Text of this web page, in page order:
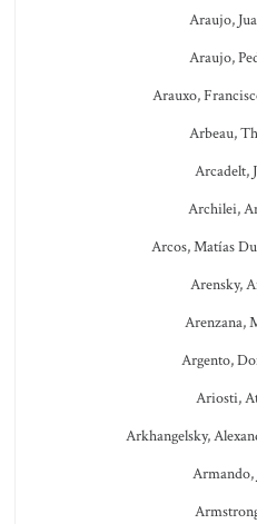
Araujo,
Araujo,
Arauxo,
Arbeau,
Arcadelt,
Archilei,
Arcos, Matías
Arensky,
Arenzana,
Argento,
Ariosti,
Arkhangelsky,
Armando,